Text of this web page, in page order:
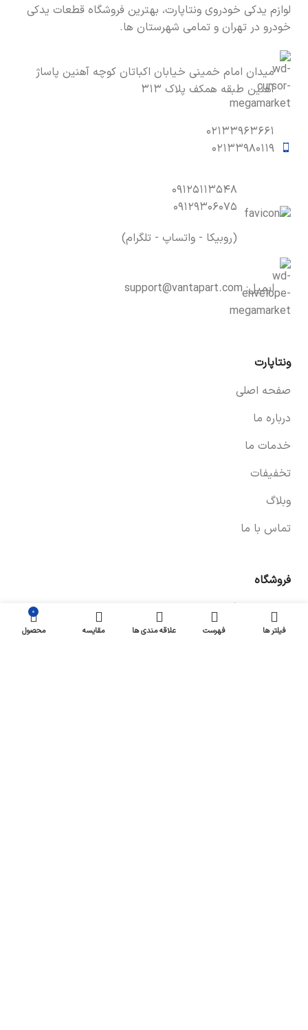
لوازم یدکی خودروی ونتاپارت، بهترین فروشگاه قطعات یدکی
خودرو در تهران و تمامی شهرستان ها.
میدان امام خمینی خیابان اکباتان کوچه آهنین پاساژ
آهنین طبقه همکف پلاک ۳۱۳
۰۲۱۳۳۹۶۳۶۶۱
۰۲۱۳۳۹۸۰۱۱۹
۰۹۱۲۵۱۱۳۵۴۸
۰۹۱۲۹۳۰۶۰۷۵
(روبیکا - واتساپ - تلگرام)
ایمیل:support@vantapart.com
ونتاپارت
صفحه اصلی
درباره ما
خدمات ما
تخفیفات
وبلاگ
تماس با ما
فروشگاه
صفحه فروشگاه
شرایط پرداخت و ارسال
فیلتر ها فهرست علاقه مندی ها مقایسه
۰
محصول